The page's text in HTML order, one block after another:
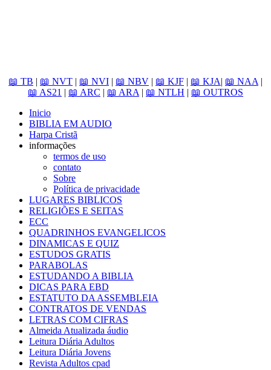
📖 TB | 📖 NVT | 📖 NVI | 📖 NBV | 📖 KJF | 📖 KJA| 📖 NAA |
📖 AS21 | 📖 ARC | 📖 ARA | 📖 NTLH | 📖 OUTROS
Inicio
BIBLIA EM AUDIO
Harpa Cristã
informações
termos de uso
contato
Sobre
Política de privacidade
LUGARES BIBLICOS
RELIGIÕES E SEITAS
ECC
QUADRINHOS EVANGELICOS
DINAMICAS E QUIZ
ESTUDOS GRATIS
PARABOLAS
ESTUDANDO A BIBLIA
DICAS PARA EBD
ESTATUTO DA ASSEMBLEIA
CONTRATOS DE VENDAS
LETRAS COM CIFRAS
Almeida Atualizada áudio
Leitura Diária Adultos
Leitura Diária Jovens
Revista Adultos cpad